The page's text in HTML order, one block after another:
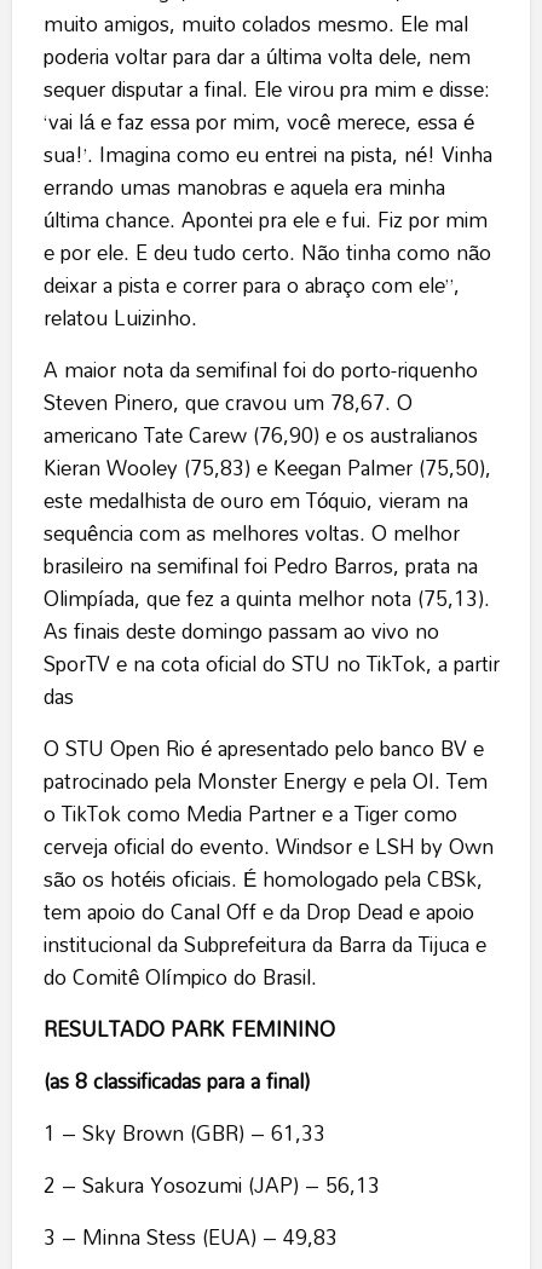
muito amigos, muito colados mesmo. Ele mal
poderia voltar para dar a última volta dele, nem
sequer disputar a final. Ele virou pra mim e disse:
‘vai lá e faz essa por mim, você merece, essa é
sua!’. Imagina como eu entrei na pista, né! Vinha
errando umas manobras e aquela era minha
última chance. Apontei pra ele e fui. Fiz por mim
e por ele. E deu tudo certo. Não tinha como não
deixar a pista e correr para o abraço com ele”,
relatou Luizinho.
A maior nota da semifinal foi do porto-riquenho
Steven Pinero, que cravou um 78,67. O
americano Tate Carew (76,90) e os australianos
Kieran Wooley (75,83) e Keegan Palmer (75,50),
este medalhista de ouro em Tóquio, vieram na
sequência com as melhores voltas. O melhor
brasileiro na semifinal foi Pedro Barros, prata na
Olimpíada, que fez a quinta melhor nota (75,13).
As finais deste domingo passam ao vivo no
SporTV e na cota oficial do STU no TikTok, a partir
das
O STU Open Rio é apresentado pelo banco BV e
patrocinado pela Monster Energy e pela OI. Tem
o TikTok como Media Partner e a Tiger como
cerveja oficial do evento. Windsor e LSH by Own
são os hotéis oficiais. É homologado pela CBSk,
tem apoio do Canal Off e da Drop Dead e apoio
institucional da Subprefeitura da Barra da Tijuca e
do Comitê Olímpico do Brasil.
RESULTADO PARK FEMININO
(as 8 classificadas para a final)
1 – Sky Brown (GBR) – 61,33
2 – Sakura Yosozumi (JAP) – 56,13
3 – Minna Stess (EUA) – 49,83